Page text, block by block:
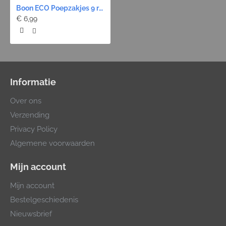
Boon ECO Poepzakjes 9 rollen - Pastel
€ 6,99
Informatie
Over ons
Verzending
Privacy Policy
Algemene voorwaarden
Mijn account
Mijn account
Bestelgeschiedenis
Nieuwsbrief